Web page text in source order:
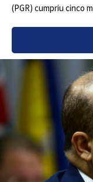
(PGR) cumpriu cinco